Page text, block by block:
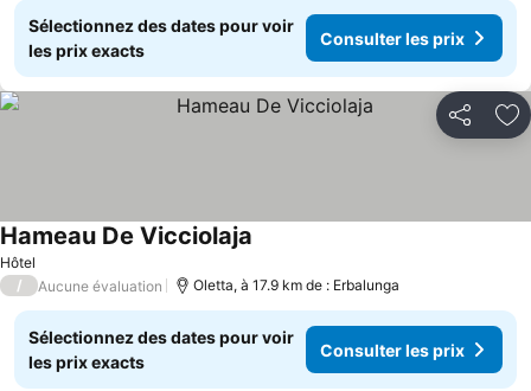
Sélectionnez des dates pour voir
les prix exacts
Consulter les prix
Partager
Hôtel
Hameau De Vicciolaja
/ Aucune évaluation Oletta, à 17.9 km de : Erbalunga
Sélectionnez des dates pour voir
les prix exacts
Consulter les prix